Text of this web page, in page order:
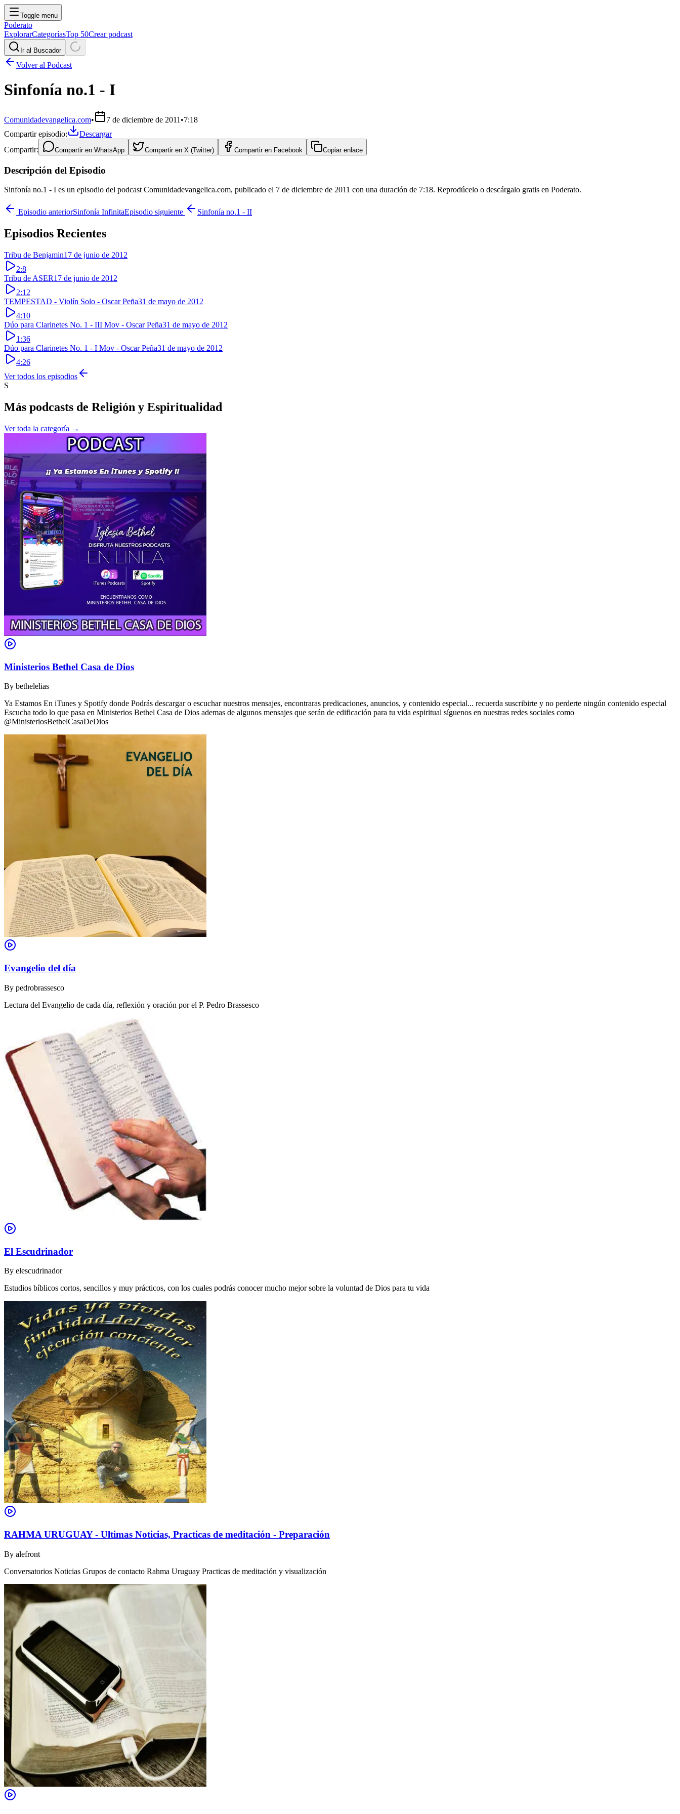
Toggle menu
Poderato
ExplorarCategoríasTop 50Crear podcast
Ir al Buscador
Volver al Podcast
Sinfonía no.1 - I
Comunidadevangelica.com• 7 de diciembre de 2011 •7:18
Compartir episodio:
Descargar
Compartir:
Compartir en WhatsApp Compartir en X (Twitter) Compartir en Facebook Copiar enlace
Descripción del Episodio
Sinfonía no.1 - I es un episodio del podcast Comunidadevangelica.com, publicado el 7 de diciembre de 2011 con una duración de 7:18. Reprodúcelo o descárgalo gratis en Poderato.
Episodio anteriorSinfonía InfinitaEpisodio siguiente Sinfonía no.1 - II
Episodios Recientes
Tribu de Benjamin17 de junio de 2012
2:8
Tribu de ASER17 de junio de 2012
2:12
TEMPESTAD - Violín Solo - Oscar Peña31 de mayo de 2012
4:10
Dúo para Clarinetes No. 1 - III Mov - Oscar Peña31 de mayo de 2012
1:36
Dúo para Clarinetes No. 1 - I Mov - Oscar Peña31 de mayo de 2012
4:26
Ver todos los episodios
S
Más podcasts de Religión y Espiritualidad
Ver toda la categoría →
Ministerios Bethel Casa de Dios
By bethelelias
Ya Estamos En iTunes y Spotify donde Podrás descargar o escuchar nuestros mensajes, encontraras predicaciones, anuncios, y contenido especial... recuerda suscribirte y no perderte ningún contenido especial
Escucha todo lo que pasa en Ministerios Bethel Casa de Dios ademas de algunos mensajes que serán de edificación para tu vida espiritual síguenos en nuestras redes sociales como
@MinisteriosBethelCasaDeDios
Evangelio del día
By pedrobrassesco
Lectura del Evangelio de cada día, reflexión y oración por el P. Pedro Brassesco
El Escudrinador
By elescudrinador
Estudios bíblicos cortos, sencillos y muy prácticos, con los cuales podrás conocer mucho mejor sobre la voluntad de Dios para tu vida
RAHMA URUGUAY - Ultimas Noticias, Practicas de meditación - Preparación
By alefront
Conversatorios Noticias Grupos de contacto Rahma Uruguay Practicas de meditación y visualización